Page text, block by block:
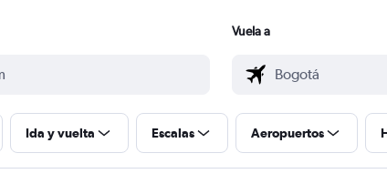
Vuela a
Ida y vuelta Escalas Aeropuertos